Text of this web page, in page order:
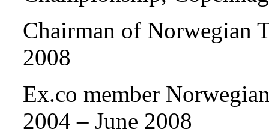
Chairman of Norwegian
2008
Ex.co member
2004 – June 2008